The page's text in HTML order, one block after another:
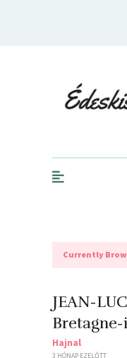
Currently
JEAN-
Hajnal
3 HÓNAP EZELŐTT